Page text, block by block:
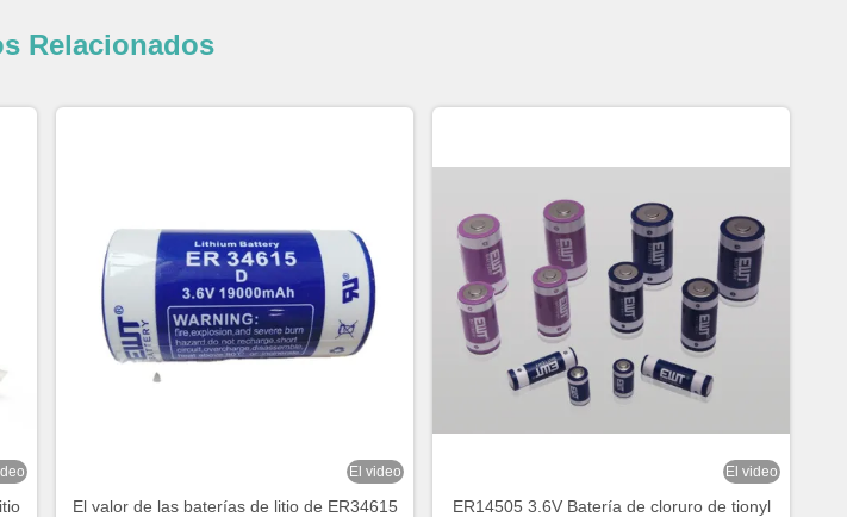
Relacionados
El video
El valor de las baterías de litio de ER34615
El video
ER14505 3.6V Batería de cloruro de tionyl